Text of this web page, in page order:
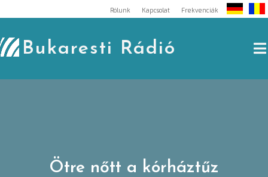
to
content
Rólunk Kapcsolat Frekvenciák
Bukaresti Rádió
Ötre nőtt a kórháztűz